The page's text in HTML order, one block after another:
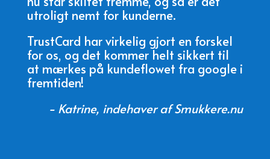
utroligt nemt for kunderne.
TrustCard har virkelig gjort en forskel
for os, og det kommer helt sikkert til
at mærkes på kundeflowet fra google i
fremtiden!
- Katrine, indehaver af Smukkere.nu